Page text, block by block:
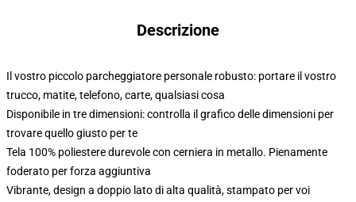
Descrizione
Il vostro piccolo parcheggiatore personale robusto: portare il vostro
trucco, matite, telefono, carte, qualsiasi cosa
Disponibile in tre dimensioni: controlla il grafico delle dimensioni per
trovare quello giusto per te
Tela 100% poliestere durevole con cerniera in metallo. Pienamente
foderato per forza aggiuntiva
Vibrante, design a doppio lato di alta qualità, stampato per voi